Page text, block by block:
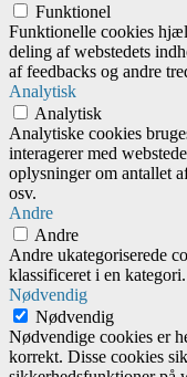
Funktionel
Funktionelle cookies
deling af webstedets
af feedbacks og andre
Analytisk
Analytisk
Analytiske cookies
interagerer med
oplysninger om antallet
osv.
Andre
Andre
Andre ukategoriserede
klassificeret i en kategori.
Nødvendig
Nødvendig
Nødvendige cookies er
korrekt. Disse cookies